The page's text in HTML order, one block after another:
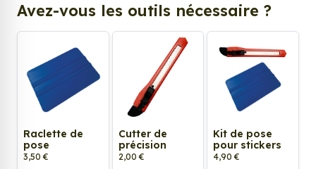
Avez-vous les outils nécessaire ?
Raclette de
pose
3,50 €
Cutter de
précision
2,00 €
Kit de pose
pour stickers
4,90 €